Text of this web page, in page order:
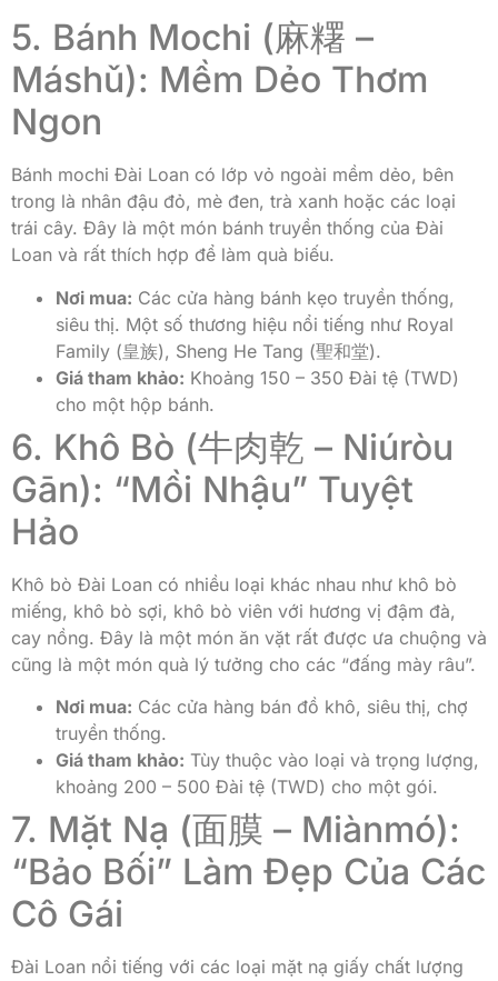
5. Bánh Mochi (麻糬 –
Máshǔ): Mềm Dẻo Thơm
Ngon
Bánh mochi Đài Loan có lớp vỏ ngoài mềm dẻo, bên
trong là nhân đậu đỏ, mè đen, trà xanh hoặc các loại
trái cây. Đây là một món bánh truyền thống của Đài
Loan và rất thích hợp để làm quà biếu.
Nơi mua: Các cửa hàng bánh kẹo truyền thống,
siêu thị. Một số thương hiệu nổi tiếng như Royal
Family (皇族), Sheng He Tang (聖和堂).
Giá tham khảo: Khoảng 150 – 350 Đài tệ (TWD)
cho một hộp bánh.
6. Khô Bò (牛肉乾 – Niúròu
Gān): “Mồi Nhậu” Tuyệt
Hảo
Khô bò Đài Loan có nhiều loại khác nhau như khô bò
miếng, khô bò sợi, khô bò viên với hương vị đậm đà,
cay nồng. Đây là một món ăn vặt rất được ưa chuộng và
cũng là một món quà lý tưởng cho các “đấng mày râu”.
Nơi mua: Các cửa hàng bán đồ khô, siêu thị, chợ
truyền thống.
Giá tham khảo: Tùy thuộc vào loại và trọng lượng,
khoảng 200 – 500 Đài tệ (TWD) cho một gói.
7. Mặt Nạ (面膜 – Miànmó):
“Bảo Bối” Làm Đẹp Của Các
Cô Gái
Đài Loan nổi tiếng với các loại mặt nạ giấy chất lượng